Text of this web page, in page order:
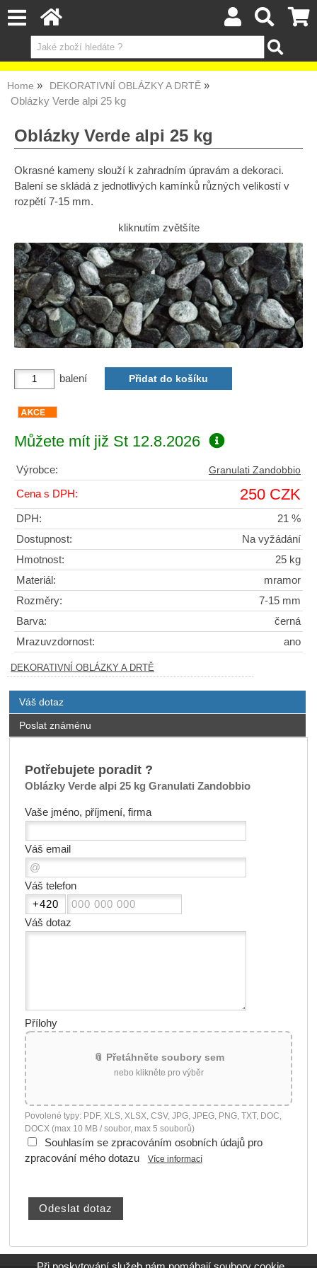
Home DEKORATIVNÍ OBLÁZKY A DRTĚ
Oblázky Verde alpi 25 kg
Oblázky Verde alpi 25 kg
Okrasné kameny slouží k zahradním úpravám a dekoraci.
Balení se skládá z jednotlivých kamínků různých velikostí v
rozpětí 7-15 mm.
kliknutím zvětšíte
balení
Můžete mít již St 12.8.2026
Výrobce: Granulati Zandobbio
Cena s DPH: 250 CZK
DPH:
21 %
Dostupnost:
Na vyžádání
Hmotnost:
25 kg
Materiál:
mramor
Rozměry:
7-15 mm
Barva:
černá
Mrazuvzdornost:
ano
DEKORATIVNÍ OBLÁZKY A DRTĚ
Váš dotaz
Poslat známénu
Potřebujete poradit ?
Oblázky Verde alpi 25 kg Granulati Zandobbio
Vaše jméno, příjmení, firma
Váš email
Váš telefon
Váš dotaz
Přílohy
📎 Přetáhněte soubory sem
nebo klikněte pro výběr
Povolené typy: PDF, XLS, XLSX, CSV, JPG, JPEG, PNG, TXT, DOC,
DOCX (max 10 MB / soubor, max 5 souborů)
Souhlasím se zpracováním osobních údajů pro
zpracování mého dotazu
Více informací